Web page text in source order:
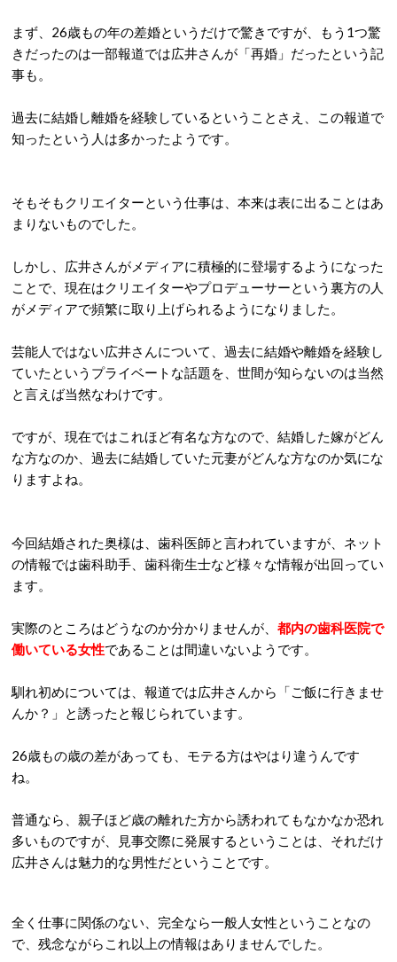
まず、 26歳もの年の差婚というだけで驚きですが、もう1つ驚
きだったのは一部報道では広井さんが「再婚」だったという記
事も。
過去に結婚し離婚を経験しているということさえ、この報道で
知ったという人は多かったようです。
そもそもクリエイターという仕事は、本来は表に出ることはあ
まりないものでした。
しかし、広井さんがメディアに積極的に登場するようになった
ことで、現在はクリエイターやプロデューサーという裏方の人
がメディアで頻繁に取り上げられるようになりました。
芸能人ではない広井さんについて、過去に結婚や離婚を経験し
ていたというプライベートな話題を、世間が知らないのは当然
と言えば当然なわけです。
ですが、現在ではこれほど有名な方なので、結婚した嫁がどん
な方なのか、過去に結婚していた元妻がどんな方なのか気にな
りますよね。
今回結婚された奥様は、歯科医師と言われていますが、ネット
の情報では歯科助手、歯科衛生士など様々な情報が出回ってい
ます。
実際のところはどうなのか分かりませんが、 都内の歯科医院で
働いている女性であることは間違いないようです。
馴れ初めについては、報道では広井さんから「ご飯に行きませ
んか？」と誘ったと報じられています。
26歳もの歳の差があっても、モテる方はやはり違うんです
ね。
普通なら、親子ほど歳の離れた方から誘われてもなかなか恐れ
多いものですが、見事交際に発展するということは、それだけ
広井さんは魅力的な男性だということです。
全く仕事に関係のない、完全なら一般人女性ということなの
で、残念ながらこれ以上の情報はありませんでした。